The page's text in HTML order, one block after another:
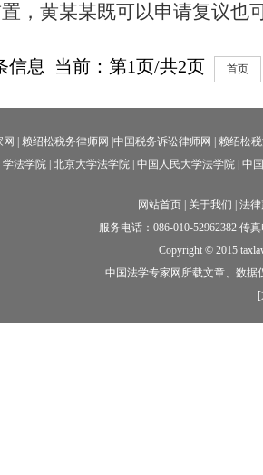
，黄某某既可以申请复议也
信息 当前：第1页/共2页 首页
网 赖绍松税务律师网 |中国税务诉讼律师网
赖绍松
学法学院 北京大学法学院| 中国人民大学法学院 中
网站首页 关于我们
法
服务电话：086-010-52962382 传
Copyright © 2015
中国法学专家网所载文章、数据